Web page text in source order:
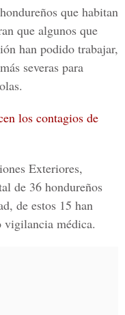
que habitan
que algunos que
han podido trabajar,
severas para
los contagios de
Exteriores,
de 36 hondureños
de estos 15 han
vigilancia médica.